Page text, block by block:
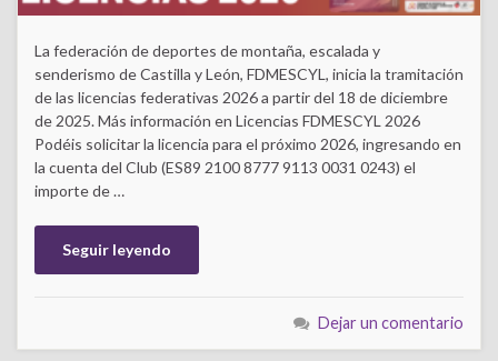
La federación de deportes de montaña, escalada y
senderismo de Castilla y León, FDMESCYL, inicia la tramitación
de las licencias federativas 2026 a partir del 18 de diciembre
de 2025. Más información en Licencias FDMESCYL 2026
Podéis solicitar la licencia para el próximo 2026, ingresando en
la cuenta del Club (ES89 2100 8777 9113 0031 0243) el
importe de …
Seguir leyendo
Dejar un comentario